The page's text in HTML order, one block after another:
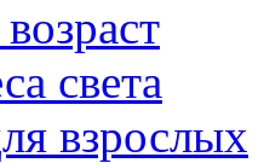
света
взрослых